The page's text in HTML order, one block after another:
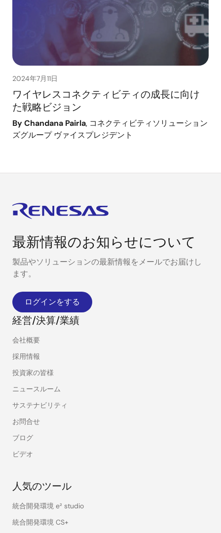
2024年7月11日
ワイヤレスコネクティビティの成長に向け
た戦略ビジョン
By Chandana Pairla, コネクティビティソリューション
ズグループ ヴァイスプレジデント
最新情報のお知らせについて
製品やソリューションの最新情報をメールでお届けし
ます。
ログインをする
経営/決算/業績
会社概要
採用情報
投資家の皆様
ニュースルーム
サステナビリティ
お問合せ
ブログ
ビデオ
人気のツール
統合開発環境 e² studio
統合開発環境 CS+